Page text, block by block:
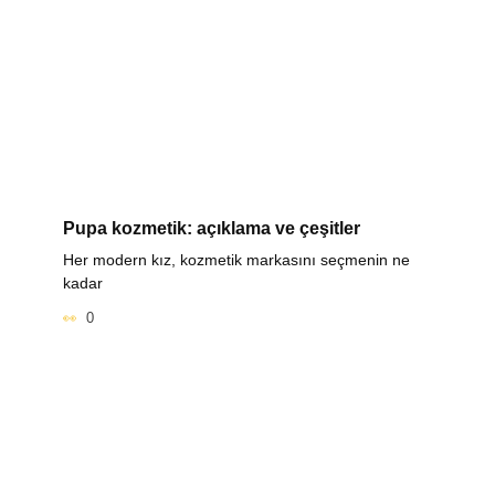
Pupa kozmetik: açıklama ve çeşitler
Her modern kız, kozmetik markasını seçmenin ne
kadar
0